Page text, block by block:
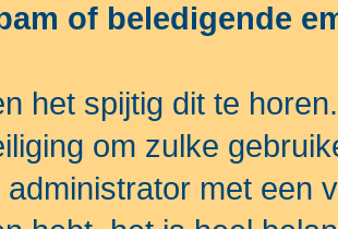
of beledigende
het spijtig dit te
om zulke
administrator met een